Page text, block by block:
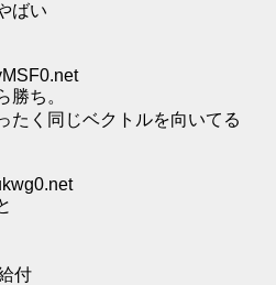
ばい
勝ち。
たく同じベクトルを向いてる
付